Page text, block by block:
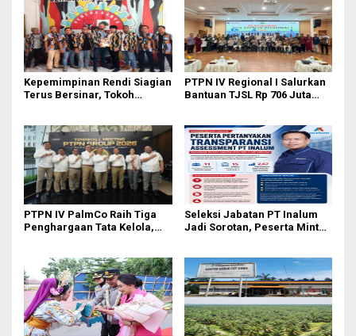
Kepemimpinan Rendi Siagian
Terus Bersinar, Tokoh
PTPN IV Regional I Salurkan
Bantuan TJSL Rp 706 Juta
PTPN IV PalmCo Raih Tiga
Penghargaan Tata Kelola,
Seleksi Jabatan PT Inalum
Jadi Sorotan, Peserta Minta